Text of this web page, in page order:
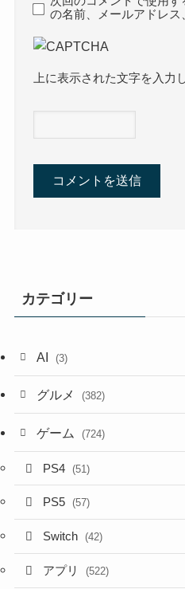
の名前、メールアドレス
上に表示された文字を入力
カテゴリー
AI (3)
グルメ (382)
ゲーム (724)
PS4 (51)
PS5 (57)
Switch (42)
アプリ (522)